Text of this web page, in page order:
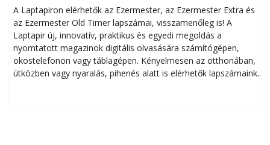
A Laptapiron elérhetők az Ezermester, az Ezermester Extra és
az Ezermester Old Timer lapszámai, visszamenőleg is! A
Laptapir új, innovatív, praktikus és egyedi megoldás a
nyomtatott magazinok digitális olvasására számítógépen,
okostelefonon vagy táblagépen. Kényelmesen az otthonában,
útközben vagy nyaralás, pihenés alatt is elérhetők lapszámaink.